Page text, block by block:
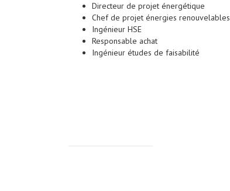
Directeur de projet énergétique
Chef de projet énergies renouvelables
Ingénieur HSE
Responsable achat
Ingénieur études de faisabilité